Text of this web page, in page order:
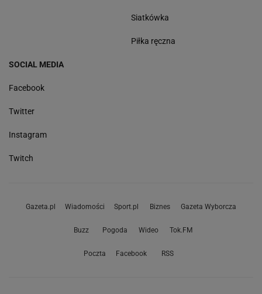
Siatkówka
Piłka ręczna
SOCIAL MEDIA
Facebook
Twitter
Instagram
Twitch
Gazeta.pl Wiadomości Sport.pl Biznes Gazeta Wyborcza
Buzz Pogoda Wideo Tok.FM
Poczta Facebook RSS